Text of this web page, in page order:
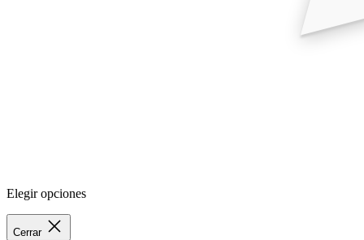
Elegir opciones
Cerrar